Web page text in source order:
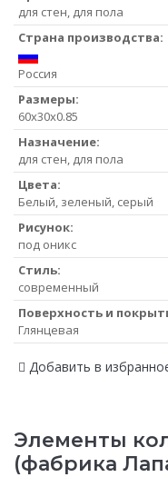
для стен, для пола
Страна производства:
Россия
Размеры:
60x30x0.85
Назначение:
для стен, для пола
Цвета:
Белый, зеленый, серый
Рисунок:
под оникс
Стиль:
современный
Поверхность и
Глянцевая
Добавить в
Элементы
(фабрика